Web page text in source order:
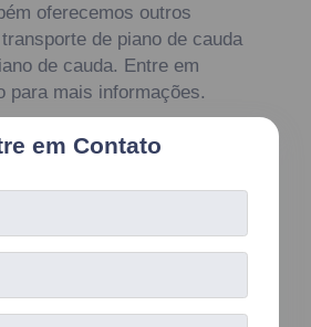
oferecemos outros
de piano de cauda
de cauda. Entre em
para mais informações.
em Contato